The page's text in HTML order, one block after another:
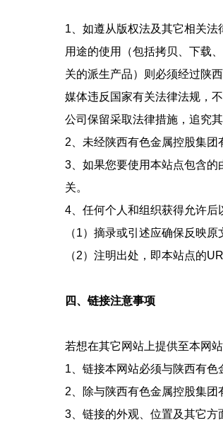
1、如遵从版权法及其它相关
用途的使用（包括拷贝、下载
关的派生产品）则必须经过陕
媒体违反国家有关法律法规，
公司保留采取法律措施，追究其
2、未经陕西有色金属控股集团
3、如果您要使用本站点包含
关。
4、任何个人和组织获得允许后
（1）摘录或引述应确保反映原
（2）注明出处，即本站点的
四、链接注意事项
若想在其它网站上提供至本网
1、链接本网站必须与陕西有色
2、除与陕西有色金属控股集团
3、链接的外观、位置及其它方